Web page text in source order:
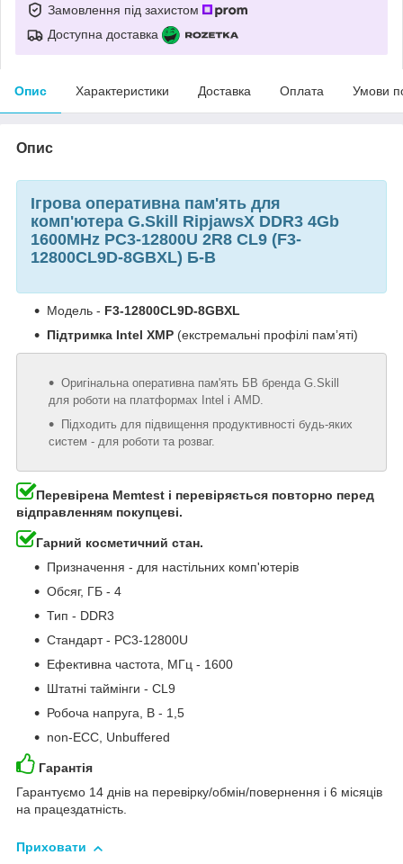
Замовлення під захистом
Доступна доставка
Опис Характеристики Доставка Оплата Умови
Опис
Ігрова оперативна пам'ять для
комп'ютера G.Skill RipjawsX DDR3 4Gb
1600MHz PC3-12800U 2R8 CL9 (F3-
12800CL9D-8GBXL) Б-В
Модель - F3-12800CL9D-8GBXL
Підтримка Intel XMP (екстремальні профілі пам’яті)
Оригінальна оперативна пам'ять БВ бренда G.Skill
для роботи на платформах Intel і AMD.
Підходить для підвищення продуктивності будь-яких
систем - для роботи та розваг.
Перевірена Memtest і перевіряється повторно перед
відправленням покупцеві.
Гарний косметичний стан.
Призначення - для настільних комп'ютерів
Обсяг, ГБ - 4
Тип - DDR3
Стандарт - PC3-12800U
Ефективна частота, МГц - 1600
Штатні таймінги - CL9
Робоча напруга, В - 1,5
non-ECC, Unbuffered
Гарантія
Гарантуємо 14 днів на перевірку/обмін/повернення і 6 місяців
на працездатність.
Приховати